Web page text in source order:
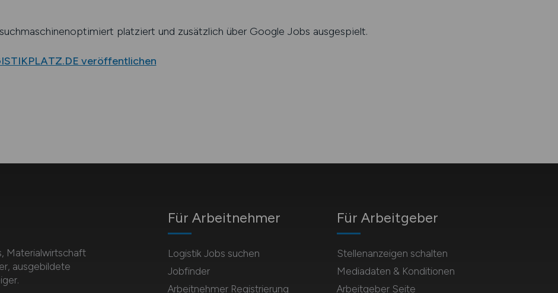
platziert und zusätzlich über Google Jobs ausgespielt.
veröffentlichen
Materialwirtschaft
ausgebildete
Für Arbeitnehmer
Logistik Jobs suchen
Jobfinder
Arbeitnehmer Registrierung
Für Arbeitgeber
Stellenanzeigen schalten
Mediadaten & Konditionen
Arbeitgeber Seite